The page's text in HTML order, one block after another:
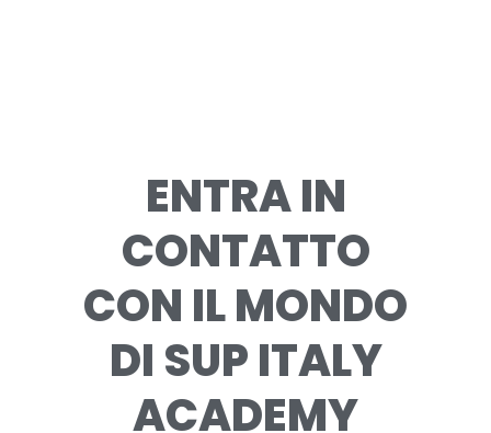
ENTRA IN
CONTATTO
CON IL MONDO
DI SUP ITALY
ACADEMY